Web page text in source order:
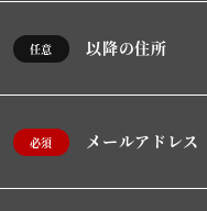
任意 以降の住所
必須 メールアドレス